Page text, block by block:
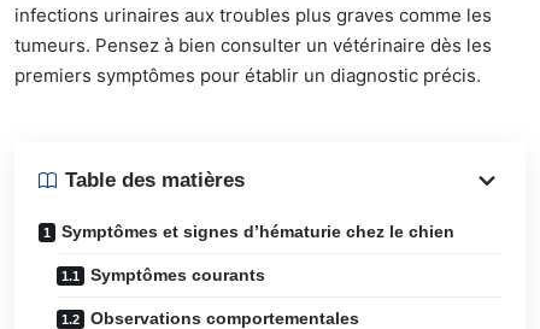
infections urinaires aux troubles plus graves comme les
tumeurs. Pensez à bien consulter un vétérinaire dès les
premiers symptômes pour établir un diagnostic précis.
Table des matières
Symptômes et signes d’hématurie chez le chien
Symptômes courants
Observations comportementales